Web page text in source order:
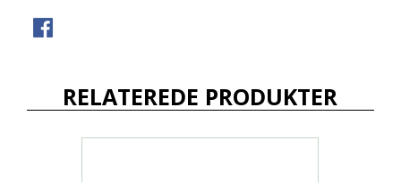
RELATEREDE PRODUKTER